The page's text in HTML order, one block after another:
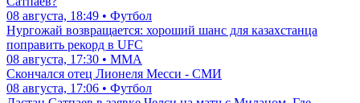
08 августа, 18:49 • Футбол
Нургожай возвращается: хороший шанс для казахстанца
поправить рекорд в UFC
08 августа, 17:30 • ММА
Скончался отец Лионеля Месси - СМИ
08 августа, 17:06 • Футбол